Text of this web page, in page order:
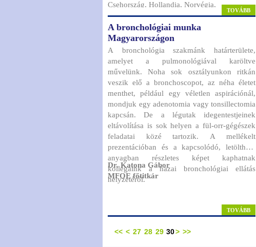
Csehország, Hollandia, Norvégia,
Olaszország, Franciaország, Ausztria,
Belgium és Svédország legkiemelkedőbb
nyálmirigy szakértői közül kerülnek ki.
TOVÁBB
A bronchológiai munka
Magyarországon
A bronchológia szakmánk határterülete,
amelyet a pulmonológiával karöltve
művelünk. Noha sok osztályunkon ritkán
veszik elő a bronchoscopot, az néha életet
menthet, például egy véletlen aspirációnál,
mondjuk egy adenotomia vagy tonsillectomia
kapcsán. De a légutak idegentestjeinek
eltávolítása is sok helyen a fül-orr-gégészek
feladatai közé tartozik. A mellékelt
prezentációban és a kapcsolódó, letölthető
anyagban részletes képet kaphatnak
kollégáink a hazai bronchológiai ellátás
helyzetéről.
Dr. Katona Gábor
MFOE főtitkár
TOVÁBB
<< < 27 28 29 30> >>